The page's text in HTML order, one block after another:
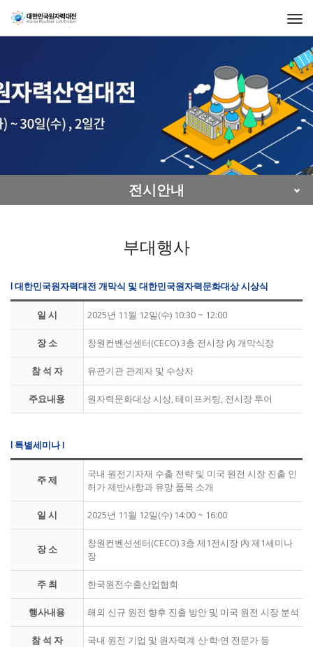
전시안내
부대행사
l 대한민국원자력대전 개막식 및 대한민국원자력문화대상 시상식
일 시 2025년 11월 12일(수) 10:30 ~ 12:00
장 소 창원컨벤션센터(CECO) 3층 전시장 內 개막식장
참 석 자 유관기관 관계자 및 수상자
주요내용 원자력문화대상 시상, 테이프커팅, 전시장 투어
l 특별세미나 I
주 제
국내 원전기자재 수출 전략 및 미국 원전 시장 진출 인
허가 제반사항과 유망 품목 소개
일 시 2025년 11월 12일(수) 14:00 ~ 16:00
장 소
창원컨벤션센터(CECO) 3층 제1전시장 內 제1세미나
장
주 최 한국원전수출산업협회
행사내용 해외 신규 원전 향후 진출 방안 및 미국 원전 시장 분석
참 석 자 국내 원전 기업 및 원자력계 산·학·연 전문가 등